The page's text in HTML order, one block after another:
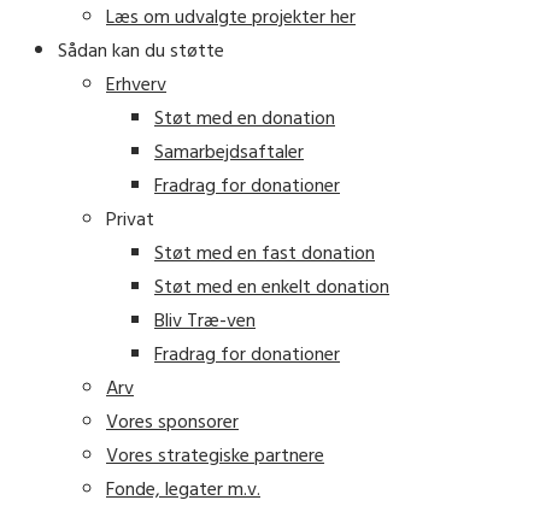
Læs om udvalgte projekter her
Sådan kan du støtte
Erhverv
Støt med en donation
Samarbejdsaftaler
Fradrag for donationer
Privat
Støt med en fast donation
Støt med en enkelt donation
Bliv Træ-ven
Fradrag for donationer
Arv
Vores sponsorer
Vores strategiske partnere
Fonde, legater m.v.